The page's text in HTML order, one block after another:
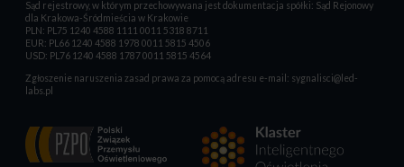
Sąd rejestrowy, w którym przechowywana jest dokumentacja spółki: Sąd Rejonowy
dla Krakowa-Śródmieścia w Krakowie
PLN: PL75 1240 4588 1111 0011 5318 8711
EUR: PL66 1240 4588 1978 0011 5815 4506
USD: PL76 1240 4588 1787 0011 5815 4564
Zgłoszenie naruszenia zasad prawa za pomocą adresu e-mail: sygnalisci@led-
labs.pl